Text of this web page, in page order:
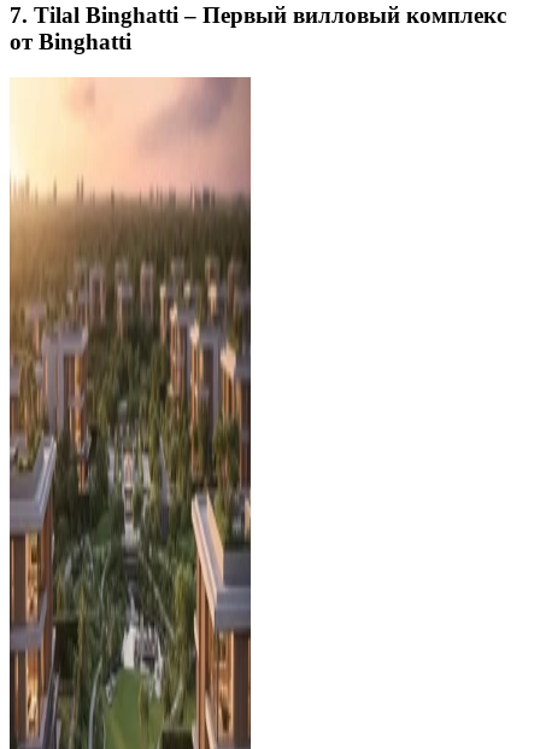
7. Tilal Binghatti – Первый вилловый комплекс
от Binghatti